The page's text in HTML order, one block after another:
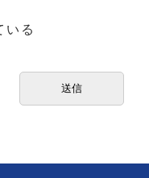
いる